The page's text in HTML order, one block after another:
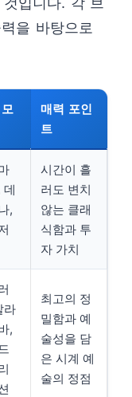
을 바탕으로
매력 포인
트
데
,
시간이 흘
러도 변치
않는 클래
식함과 투
자 가치
라
,
최고의 정
밀함과 예
술성을 담
은 시계 예
술의 정점